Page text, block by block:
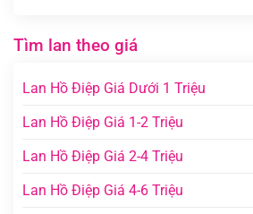
Tìm lan theo giá
Lan Hồ Điệp Giá Dưới 1 Triệu
Lan Hồ Điệp Giá 1-2 Triệu
Lan Hồ Điệp Giá 2-4 Triệu
Lan Hồ Điệp Giá 4-6 Triệu